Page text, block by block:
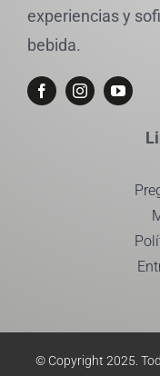
experiencias y
bebida.
© Copyright 2025.